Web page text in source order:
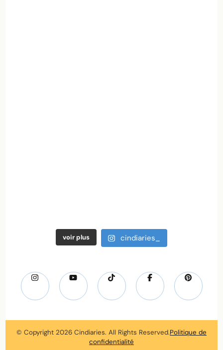
voir plus cindiaries_
© Copyright 2026 Cindiaries. All Rights Reserved.Politique de
confidentialité